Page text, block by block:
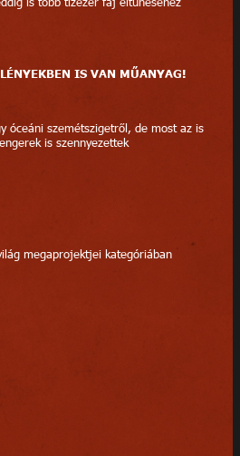
IS VAN MŰANYAG!
óceáni szemétszigetről, de most az is
is szennyezettek
megaprojektjei kategóriában